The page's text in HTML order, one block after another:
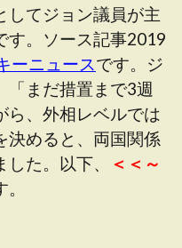
してジョン議員が主
す。ソース記事2019
ーニュースです。ジ
「まだ措置まで3週
ら、外相レベルでは
決めると、両国関係
た。以下、
＜＜～